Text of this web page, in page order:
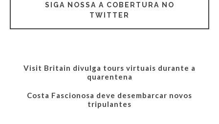
SIGA NOSSA A COBERTURA NO
TWITTER
Visit Britain divulga tours virtuais durante a
quarentena
Costa Fascionosa deve desembarcar novos
tripulantes